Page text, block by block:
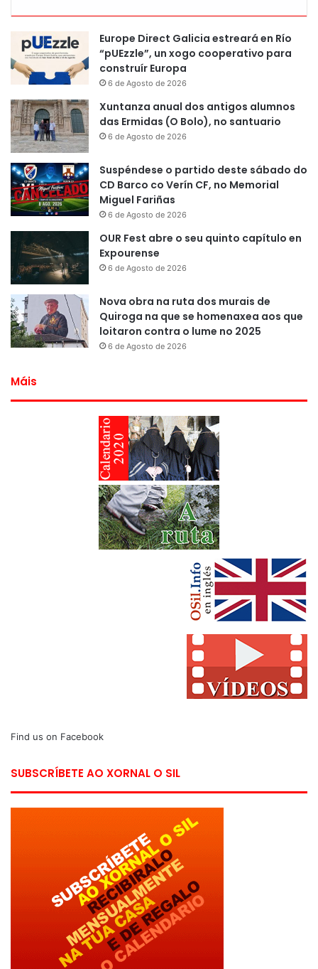
Europe Direct Galicia estreará en Río
“pUEzzle”, un xogo cooperativo para
construír Europa
6 de Agosto de 2026
Xuntanza anual dos antigos alumnos
das Ermidas (O Bolo), no santuario
6 de Agosto de 2026
Suspéndese o partido deste sábado do
CD Barco co Verín CF, no Memorial
Miguel Fariñas
6 de Agosto de 2026
OUR Fest abre o seu quinto capítulo en
Expourense
6 de Agosto de 2026
Nova obra na ruta dos murais de
Quiroga na que se homenaxea aos que
loitaron contra o lume no 2025
6 de Agosto de 2026
Máis
Find us on Facebook
SUBSCRÍBETE AO XORNAL O SIL